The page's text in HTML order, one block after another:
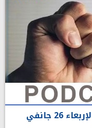
نشرة أخبار منتصف النهار ليوم الإربعاء 26 جانفي